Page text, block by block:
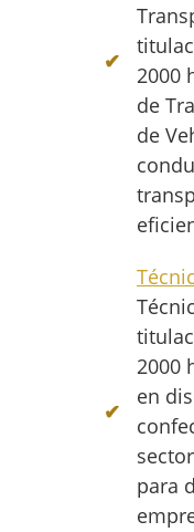
2000
de
de
2000
en
para